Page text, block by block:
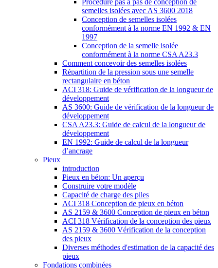
Procédure pas à pas de conception de
semelles isolées avec AS 3600 2018
Conception de semelles isolées
conformément à la norme EN 1992 & EN
1997
Conception de la semelle isolée
conformément à la norme CSA A23.3
Comment concevoir des semelles isolées
Répartition de la pression sous une semelle
rectangulaire en béton
ACI 318: Guide de vérification de la longueur de
développement
AS 3600: Guide de vérification de la longueur de
développement
CSA A23.3: Guide de calcul de la longueur de
développement
EN 1992: Guide de calcul de la longueur
d’ancrage
Pieux
introduction
Pieux en béton: Un aperçu
Construire votre modèle
Capacité de charge des piles
ACI 318 Conception de pieux en béton
AS 2159 & 3600 Conception de pieux en béton
ACI 318 Vérification de la conception des pieux
AS 2159 & 3600 Vérification de la conception
des pieux
Diverses méthodes d'estimation de la capacité des
pieux
Fondations combinées